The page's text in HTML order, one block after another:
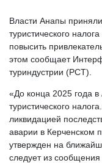
Власти Анапы
туристического
повысить
этом сообщает
туриндустрии (РСТ).
«До конца 2025 года
туристического
ликвидацией
аварии в Керченском
утвержден на
следует из